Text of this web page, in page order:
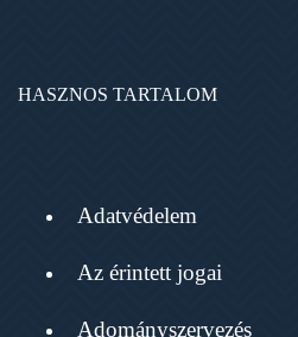
HASZNOS TARTALOM
Adatvédelem
Az érintett jogai
Adományszervezés